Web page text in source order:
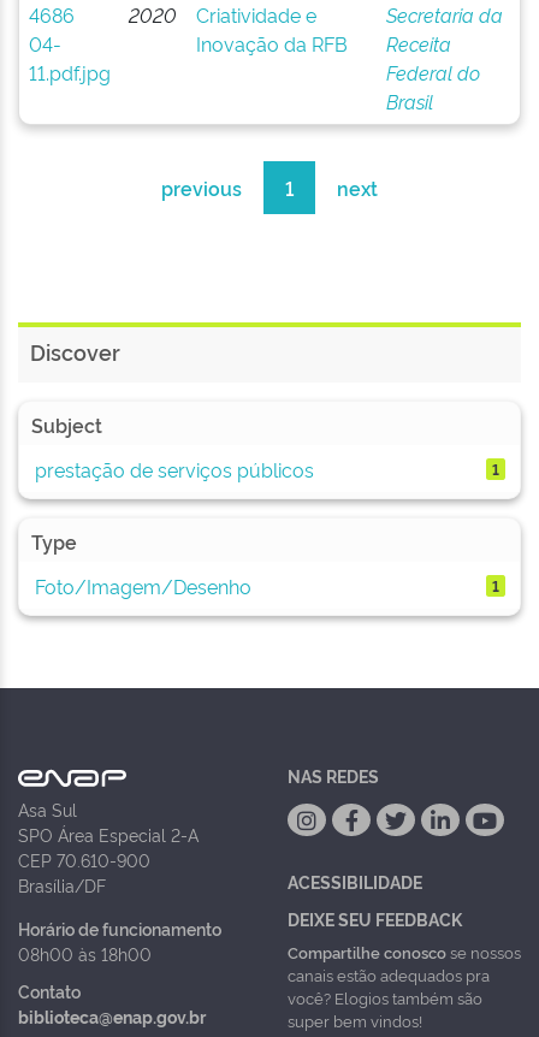
2020
Criatividade e
Inovação da RFB
Secretaria da
Receita
Federal do
Brasil
previous 1 next
Discover
Subject
prestação de serviços públicos
1
Type
Foto/Imagem/Desenho
1
Asa Sul
SPO Área Especial 2-A
CEP 70.610-900
Brasília/DF
Horário de funcionamento
08h00 às 18h00
Contato
biblioteca@enap.gov.br
NAS REDES
ACESSIBILIDADE
DEIXE SEU FEEDBACK
Compartilhe conoscose nossos
canais estão adequados pra
você? Elogios também são
super bem vindos!